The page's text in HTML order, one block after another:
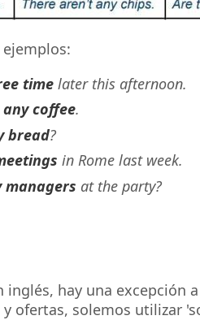
timelater this afternoon.
any coffee.
bread?
in Rome last week.
managers at the party?
inglés, hay una excepción
ofertas, solemos utilizar